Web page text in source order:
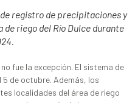
registro de precipitaciones y
riego del Río Dulce durante
fue la excepción. El sistema de
5 de octubre. Además, los
localidades del área de riego